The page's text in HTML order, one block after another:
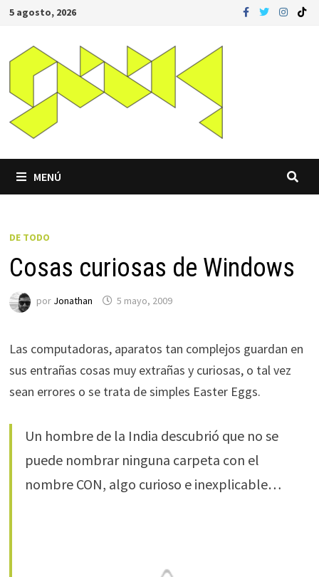
Saltar
contenido
5 agosto, 2026
MENÚ
DE TODO
Cosas curiosas de Windows
por Jonathan 5 mayo, 2009
Las computadoras, aparatos tan complejos guardan en
sus entrañas cosas muy extrañas y curiosas, o tal vez
sean errores o se trata de simples Easter Eggs.
Un hombre de la India descubrió que no se
puede nombrar ninguna carpeta con el
nombre CON, algo curioso e inexplicable…